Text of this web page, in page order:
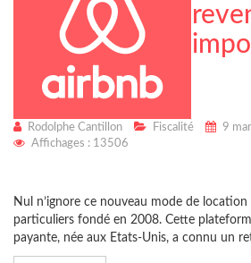
Rodolphe Cantillon Fiscalité
9
Affichages : 13506
Nul n’ignore ce nouveau mode de
particuliers fondé en 2008. Cette
payante, née aux Etats-Unis, a connu un